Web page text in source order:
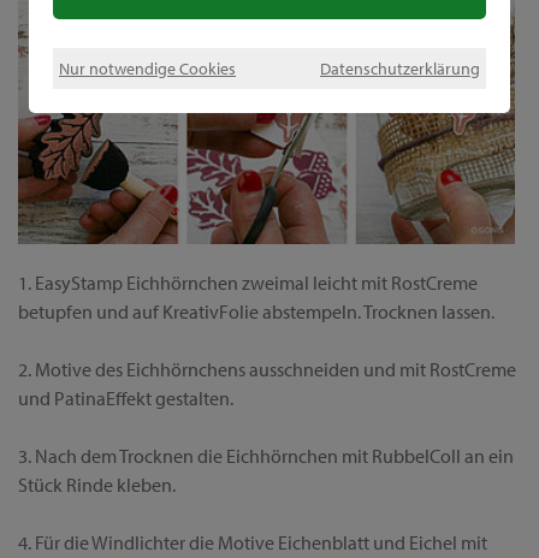
Nur notwendige Cookies Datenschutzerklärung
1. EasyStamp Eichhörnchen zweimal leicht mit RostCreme
betupfen und auf KreativFolie abstempeln. Trocknen lassen.
2. Motive des Eichhörnchens ausschneiden und mit RostCreme
und PatinaEffekt gestalten.
3. Nach dem Trocknen die Eichhörnchen mit RubbelColl an ein
Stück Rinde kleben.
4. Für die Windlichter die Motive Eichenblatt und Eichel mit